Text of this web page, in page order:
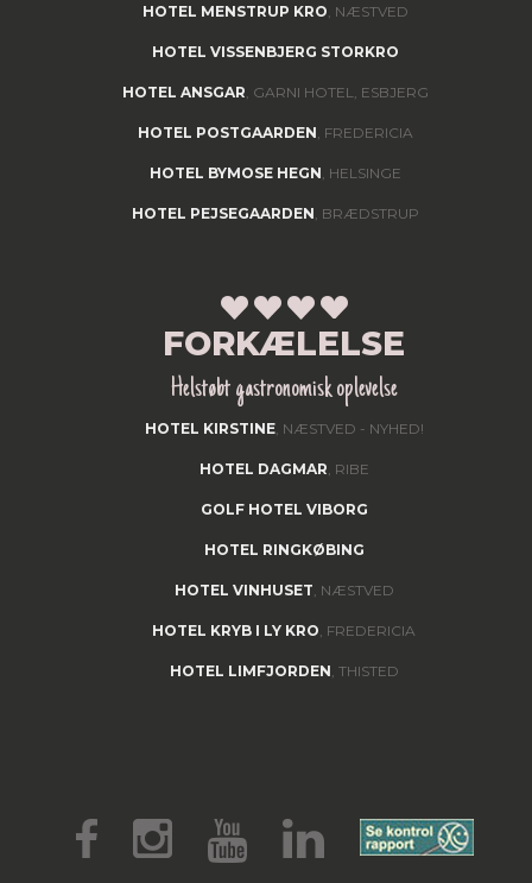
HOTEL MENSTRUP KRO , NÆSTVED
HOTEL VISSENBJERG STORKRO
HOTEL ANSGAR , GARNI HOTEL, ESBJERG
HOTEL POSTGAARDEN , FREDERICIA
HOTEL BYMOSE HEGN , HELSINGE
HOTEL PEJSEGAARDEN , BRÆDSTRUP
FORKÆLELSE
Helstøbt gastronomisk oplevelse
HOTEL KIRSTINE, NÆSTVED - NYHED!
HOTEL DAGMAR , RIBE
GOLF HOTEL VIBORG
HOTEL RINGKØBING
HOTEL VINHUSET , NÆSTVED
HOTEL KRYB I LY KRO , FREDERICIA
HOTEL LIMFJORDEN , THISTED